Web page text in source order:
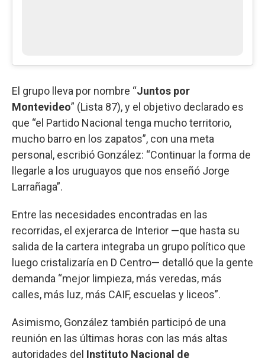
El grupo lleva por nombre “Juntos por
Montevideo” (Lista 87), y el objetivo declarado es
que “el Partido Nacional tenga mucho territorio,
mucho barro en los zapatos”, con una meta
personal, escribió González: “Continuar la forma de
llegarle a los uruguayos que nos enseñó Jorge
Larrañaga”.
Entre las necesidades encontradas en las
recorridas, el exjerarca de Interior —que hasta su
salida de la cartera integraba un grupo político que
luego cristalizaría en D Centro— detalló que la gente
demanda “mejor limpieza, más veredas, más
calles, más luz, más CAIF, escuelas y liceos”.
Asimismo, González también participó de una
reunión en las últimas horas con las más altas
autoridades del Instituto Nacional de